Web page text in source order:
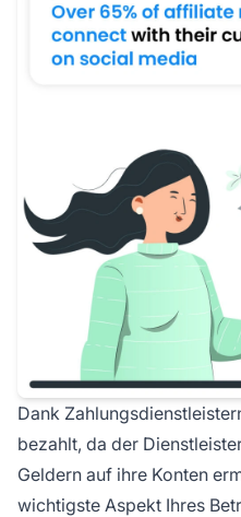
Dank
bezahlt, da der
Geldern auf ihre Konten
wichtigste Aspekt Ihres